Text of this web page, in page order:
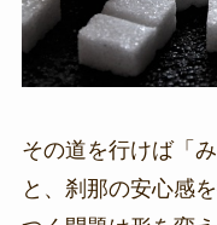
その道を行けば「
と、刹那の安心感